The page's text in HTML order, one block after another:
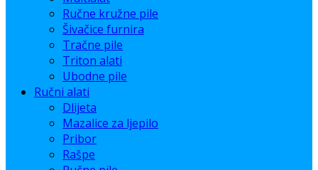
Ručne kružne pile
Šivačice furnira
Tračne pile
Triton alati
Ubodne pile
Ručni alati
Dlijeta
Mazalice za ljepilo
Pribor
Rašpe